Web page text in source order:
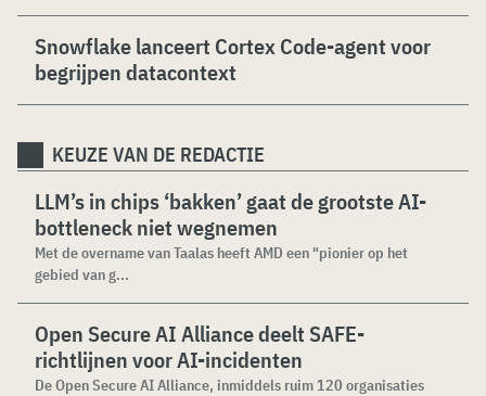
Snowflake lanceert Cortex Code-agent voor
begrijpen datacontext
KEUZE VAN DE REDACTIE
LLM’s in chips ‘bakken’ gaat de grootste AI-
bottleneck niet wegnemen
Met de overname van Taalas heeft AMD een "pionier op het
gebied van g...
Open Secure AI Alliance deelt SAFE-
richtlijnen voor AI-incidenten
De Open Secure AI Alliance, inmiddels ruim 120 organisaties